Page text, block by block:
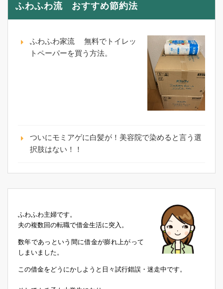
ふわふわ流 おすすめ節約法
ふわふわ家流 無料でトイレッ
トペーパーを買う方法。
ついにモミアゲに白髪が！美容院で染めると言う選
択肢はない！！
ふわふわ主婦です。
夫の複数回の転職で借金生活に突入。
数年であっという間に借金が膨れ上がって
しまいました。
この借金をどうにかしようと日々試行錯誤・迷走中です。